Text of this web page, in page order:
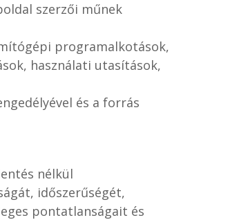
szerzői műnek
programalkotások,
használati utasítások,
és a forrás
nélkül
időszerűségét,
pontatlanságait és